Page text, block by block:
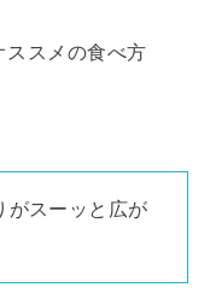
ススメの食べ方
がスーッと広が